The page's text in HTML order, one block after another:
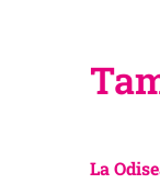
La